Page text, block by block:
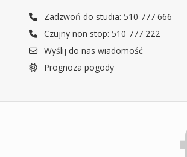
Zadzwoń do studia: 510 777 666
Czujny non stop: 510 777 222
Wyślij do nas wiadomość
Prognoza pogody